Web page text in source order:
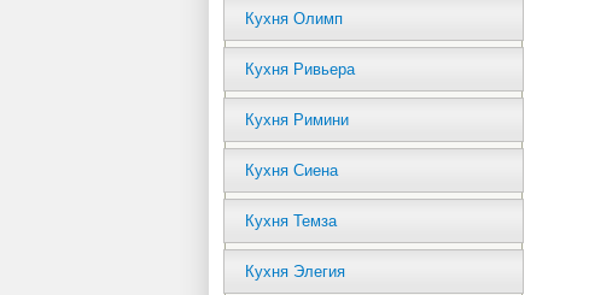
Кухня Олимп
Кухня Ривьера
Кухня Римини
Кухня Сиена
Кухня Темза
Кухня Элегия